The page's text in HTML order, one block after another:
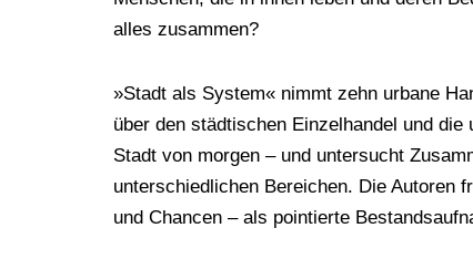
alles zusammen?
»Stadt als System« nimmt zehn urbane
über den städtischen Einzelhandel und
Stadt von morgen – und untersucht
unterschiedlichen Bereichen. Die Autoren
und Chancen – als pointierte